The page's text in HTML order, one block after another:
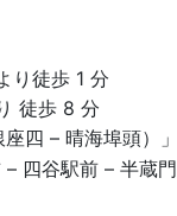
り徒歩 1 分
徒歩 8 分
四 – 晴海埠頭）」
四谷駅前 – 半蔵門